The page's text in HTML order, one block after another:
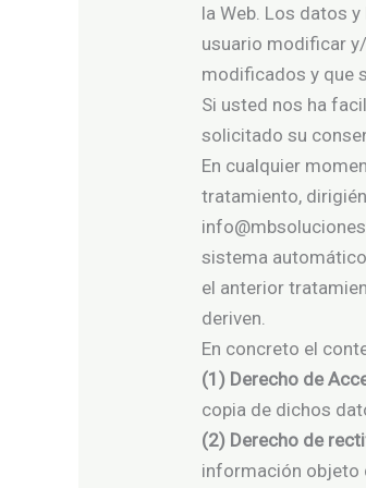
la Web. Los datos
usuario modificar
modificados y que
Si usted nos ha
solicitado su
En cualquier
tratamiento,
sistema
el anterior
deriven.
En concreto el
(1) Derecho de
copia de dichos
(2) Derecho de
información objeto